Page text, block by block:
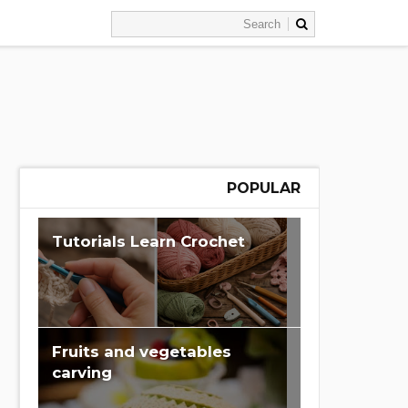
POPULAR
Learn Crochet‏ Tutorials
Fruits and vegetables
carving